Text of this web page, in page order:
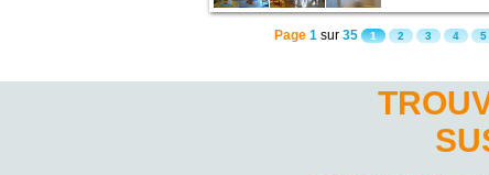
Page 1 sur35 1 2 3 4 5